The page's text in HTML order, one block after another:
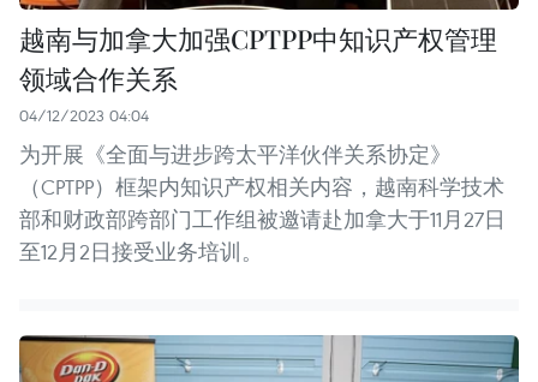
越南与加拿大加强CPTPP中知识产权管理
领域合作关系
04/12/2023 04:04
为开展《全面与进步跨太平洋伙伴关系协定》
（CPTPP）框架内知识产权相关内容，越南科学技术
部和财政部跨部门工作组被邀请赴加拿大于11月27日
至12月2日接受业务培训。